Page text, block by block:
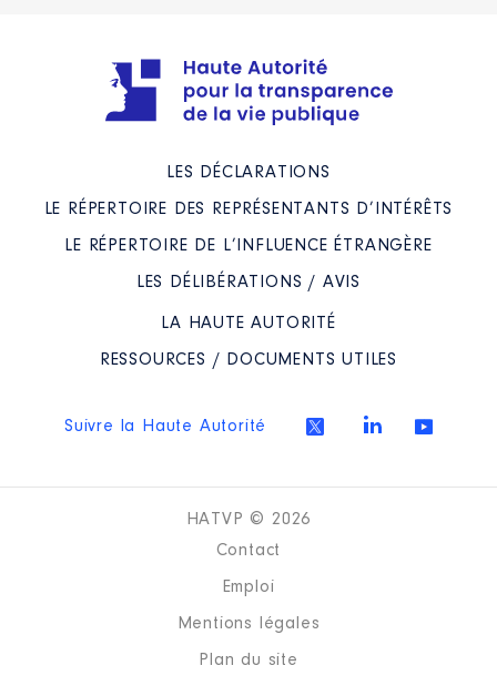
LES DÉCLARATIONS
LE RÉPERTOIRE DES REPRÉSENTANTS D’INTÉRÊTS
LE RÉPERTOIRE DE L’INFLUENCE ÉTRANGÈRE
LES DÉLIBÉRATIONS / AVIS
LA HAUTE AUTORITÉ
RESSOURCES / DOCUMENTS UTILES
Suivre la Haute Autorité
HATVP © 2026
Contact
Emploi
Mentions légales
Plan du site